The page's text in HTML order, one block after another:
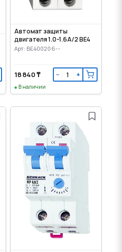
Автомат защиты
двигателя 1.0-1.6А/2 BE4
Арт: BE400206--
18 840 ₸ − +
В наличии